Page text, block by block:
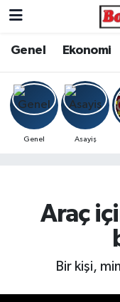
Genel Ekonomi
Genel Asayiş
Araç
Bir kişi,